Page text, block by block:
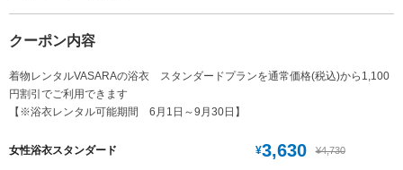
クーポン内容
着物レンタルVASARAの浴衣 スタンダードプランを通常価格(税込)から1,100
円割引でご利用できます
【※浴衣レンタル可能期間 6月1日～9月30日】
女性浴衣スタンダード ¥3,630 ¥4,730